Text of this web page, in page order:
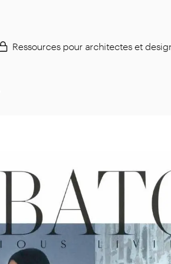
Ressources pour architectes et